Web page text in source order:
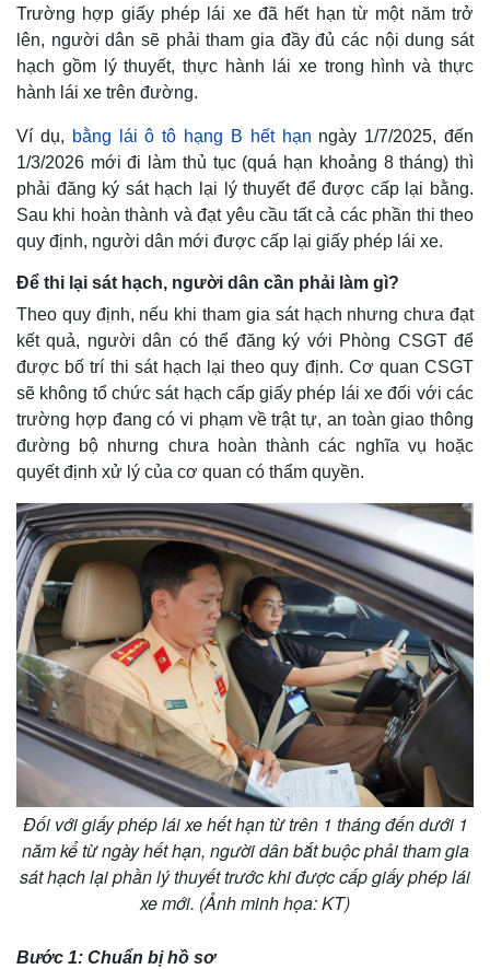
Cuộc sống đó đây
Hồ sơ
Ảnh
E-Magazine
Infographic
Trường hợp giấy phép lái xe đã hết hạn từ một năm trở
lên, người dân sẽ phải tham gia đầy đủ các nội dung sát
hạch gồm lý thuyết, thực hành lái xe trong hình và thực
hành lái xe trên đường.
Ví dụ, bằng lái ô tô hạng B hết hạn ngày 1/7/2025, đến
1/3/2026 mới đi làm thủ tục (quá hạn khoảng 8 tháng) thì
phải đăng ký sát hạch lại lý thuyết để được cấp lại bằng.
Sau khi hoàn thành và đạt yêu cầu tất cả các phần thi theo
quy định, người dân mới được cấp lại giấy phép lái xe.
Để thi lại sát hạch, người dân cần phải làm gì?
Theo quy định, nếu khi tham gia sát hạch nhưng chưa đạt
kết quả, người dân có thể đăng ký với Phòng CSGT để
được bố trí thi sát hạch lại theo quy định. Cơ quan CSGT
sẽ không tổ chức sát hạch cấp giấy phép lái xe đối với các
trường hợp đang có vi phạm về trật tự, an toàn giao thông
đường bộ nhưng chưa hoàn thành các nghĩa vụ hoặc
quyết định xử lý của cơ quan có thẩm quyền.
Đối với giấy phép lái xe hết hạn từ trên 1 tháng đến dưới 1
năm kể từ ngày hết hạn, người dân bắt buộc phải tham gia
sát hạch lại phần lý thuyết trước khi được cấp giấy phép lái
xe mới. (Ảnh minh họa: KT)
Bước 1: Chuẩn bị hồ sơ